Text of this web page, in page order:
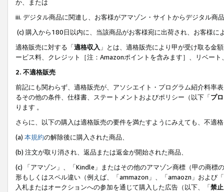
か、または
iii. デジタル商品に関連し、お客様がアマゾン・サイトからデジタル
(c) 購入から180日以内に、当該商品がお客様宛に出荷され、お客様
適格販売に対する「適格収入 」とは、適格販売により甲が受け取る金
ービス料、クレジット［注：Amazonポイントを含みます］、リベー
2. 不適格販売
前記にも関わらず、適格販売が、アソシエイト・プログラム紹介料率
るその他の条件、仕様書、ステートメントおよびポリシー（以下「プ
ります 。
さらに、以下の購入は適格販売の要件を満たすようにみえても、不適
(a) 本規約の解除後に購入された商品、
(b) 注文が取り消され、返品または返金が開始された商品、
(c) 「アマゾン」、「Kindle」またはその他のアマゾン商標（甲の商
形もしくはスペル違い（例えば、「ammazon」、「amaozn」および
入札またはオークションへの参加を通じて購入した広告（以下、「禁